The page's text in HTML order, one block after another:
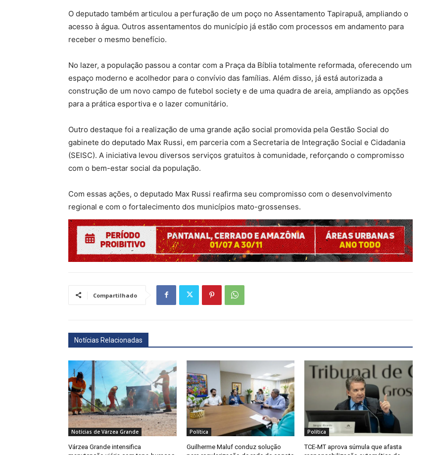
O deputado também articulou a perfuração de um poço no Assentamento Tapirapuã, ampliando o
acesso à água. Outros assentamentos do município já estão com processos em andamento para
receber o mesmo benefício.
No lazer, a população passou a contar com a Praça da Bíblia totalmente reformada, oferecendo um
espaço moderno e acolhedor para o convívio das famílias. Além disso, já está autorizada a
construção de um novo campo de futebol society e de uma quadra de areia, ampliando as opções
para a prática esportiva e o lazer comunitário.
Outro destaque foi a realização de uma grande ação social promovida pela Gestão Social do
gabinete do deputado Max Russi, em parceria com a Secretaria de Integração Social e Cidadania
(SEISC). A iniciativa levou diversos serviços gratuitos à comunidade, reforçando o compromisso
com o bem-estar social da população.
Com essas ações, o deputado Max Russi reafirma seu compromisso com o desenvolvimento
regional e com o fortalecimento dos municípios mato-grossenses.
Compartilhado
Notícias Relacionadas
Notícias de Várzea Grande
Várzea Grande intensifica
Política
Guilherme Maluf conduz solução
Política
TCE-MT aprova súmula que afasta